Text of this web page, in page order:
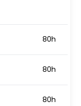
80h
80h
80h